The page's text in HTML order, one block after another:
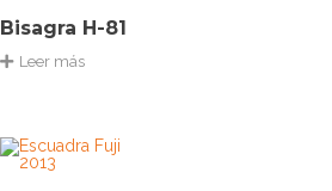
Bisagra H-81
Leer más